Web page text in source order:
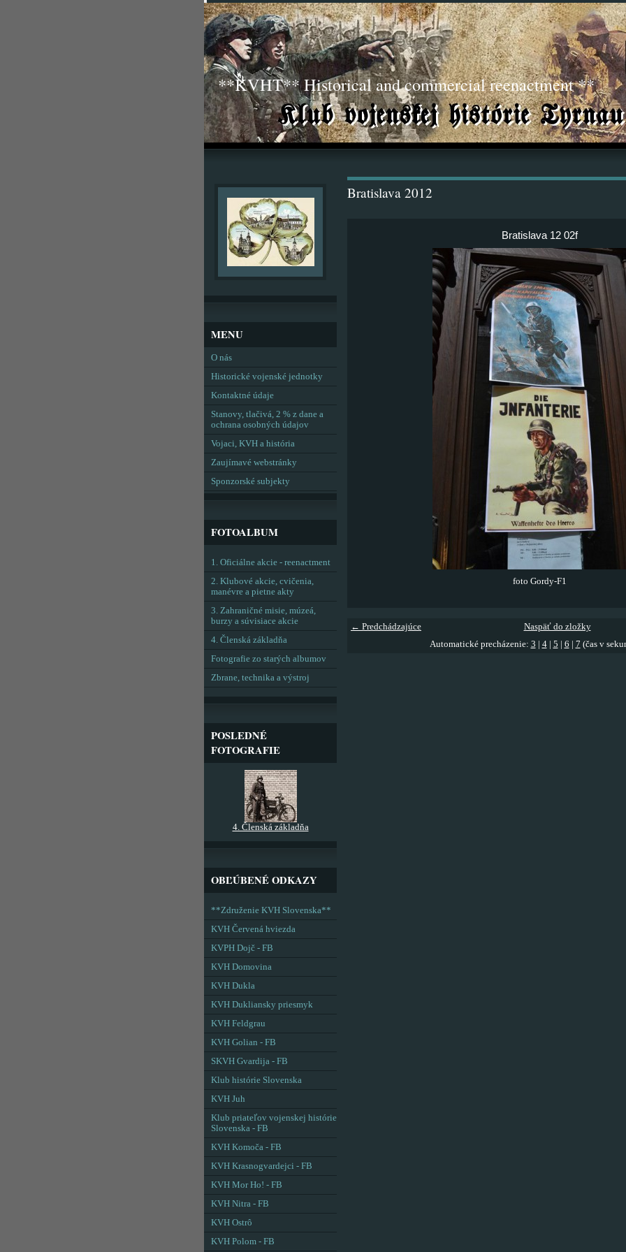
**KVHT** Historical and commercial reenactment **
Bratislava 2012
Bratislava 12 02f
foto Gordy-F1
← Predchádzajúce
Naspäť do zložky
Automatické precházenie: 3 4| 5 6 7 (čas v
MENU
O nás
Historické vojenské jednotky
Kontaktné údaje
Stanovy, tlačivá, 2 % z dane a
ochrana osobných údajov
Vojaci, KVH a história
Zaujímavé webstránky
Sponzorské subjekty
FOTOALBUM
1. Oficiálne akcie - reenactment
2. Klubové akcie, cvičenia,
manévre a pietne akty
3. Zahraničné misie, múzeá,
burzy a súvisiace akcie
4. Členská základňa
Fotografie zo starých albumov
Zbrane, technika a výstroj
POSLEDNÉ
FOTOGRAFIE
4. Členská základňa
OBĽÚBENÉ ODKAZY
**Združenie KVH Slovenska**
KVH Červená hviezda
KVPH Dojč - FB
KVH Domovina
KVH Dukla
KVH Dukliansky priesmyk
KVH Feldgrau
KVH Golian - FB
SKVH Gvardija - FB
Klub histórie Slovenska
KVH Juh
Klub priateľov vojenskej histórie
Slovenska - FB
KVH Komoča - FB
KVH Krasnogvardejci - FB
KVH Mor Ho! - FB
KVH Nitra - FB
KVH Ostrô
KVH Polom - FB